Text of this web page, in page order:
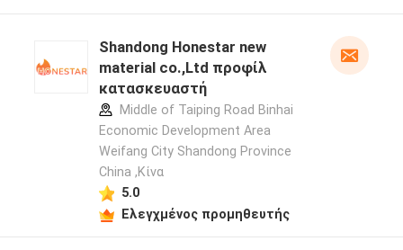
Shandong Honestar new
material co.,Ltd προφίλ
κατασκευαστή
Middle of Taiping Road Binhai
Economic Development Area
Weifang City Shandong Province
China ,Κίνα
5.0
Ελεγχμένος προμηθευτής